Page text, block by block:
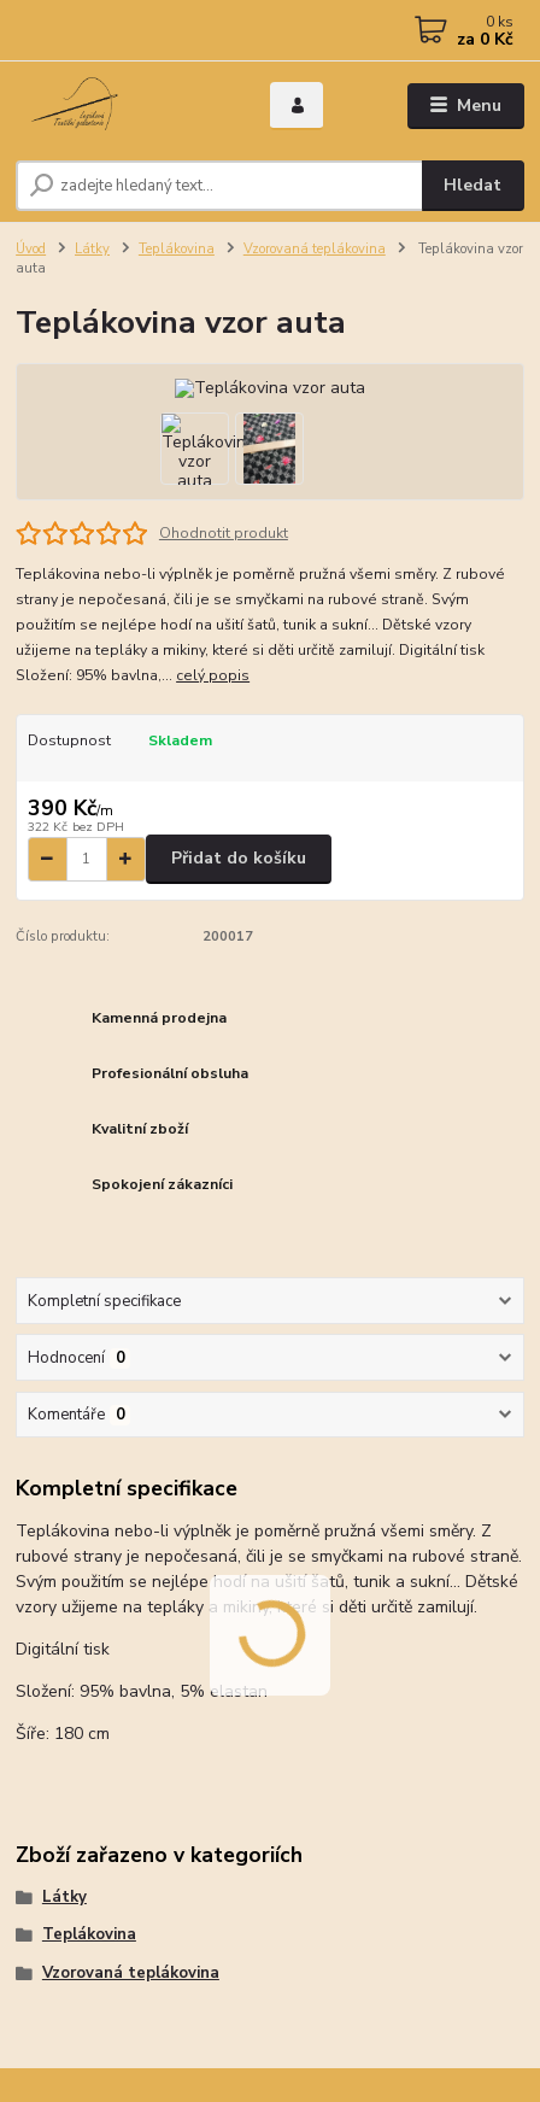
Menu
Hledat
0 ks
za 0 Kč
Úvod Látky Teplákovina Vzorovaná teplákovina
Teplákovina vzor
auta
Teplákovina vzor auta
Ohodnotit produkt
Teplákovina nebo-li výplněk je poměrně pružná všemi směry. Z rubové
strany je nepočesaná, čili je se smyčkami na rubové straně. Svým
použitím se nejlépe hodí na ušití šatů, tunik a sukní... Dětské vzory
užijeme na tepláky a mikiny, které si děti určitě zamilují. Digitální tisk
Složení: 95% bavlna,... celý popis
Dostupnost Skladem
390 Kč/m
322 Kč bez DPH
Přidat do košíku
Číslo produktu: 200017
Kamenná prodejna
Profesionální obsluha
Kvalitní zboží
Spokojení zákazníci
Kompletní specifikace
Hodnocení 0
Komentáře 0
Kompletní specifikace
Teplákovina nebo-li výplněk je poměrně pružná všemi směry. Z
rubové strany je nepočesaná, čili je se smyčkami na rubové straně.
Svým použitím se nejlépe hodí na ušití šatů, tunik a sukní... Dětské
vzory užijeme na tepláky a mikiny, které si děti určitě zamilují.
Digitální tisk
Složení: 95% bavlna, 5% elastan
Šíře: 180 cm
Zboží zařazeno v kategoriích
Látky
Teplákovina
Vzorovaná teplákovina